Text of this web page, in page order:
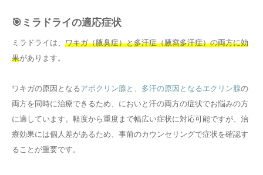
🎯ミラドライの適応症状
ミラドライは、 ワキガ（腋臭症）と多汗症（腋窩多汗症）の両方に効
果があります。
ワキガの原因となるアポクリン腺と、多汗の原因となるエクリン腺の
両方を同時に治療できるため、においと汗の両方の症状でお悩みの方
に適しています。軽度から重度まで幅広い症状に対応可能ですが、治
療効果には個人差があるため、事前のカウンセリングで症状を確認す
ることが重要です。